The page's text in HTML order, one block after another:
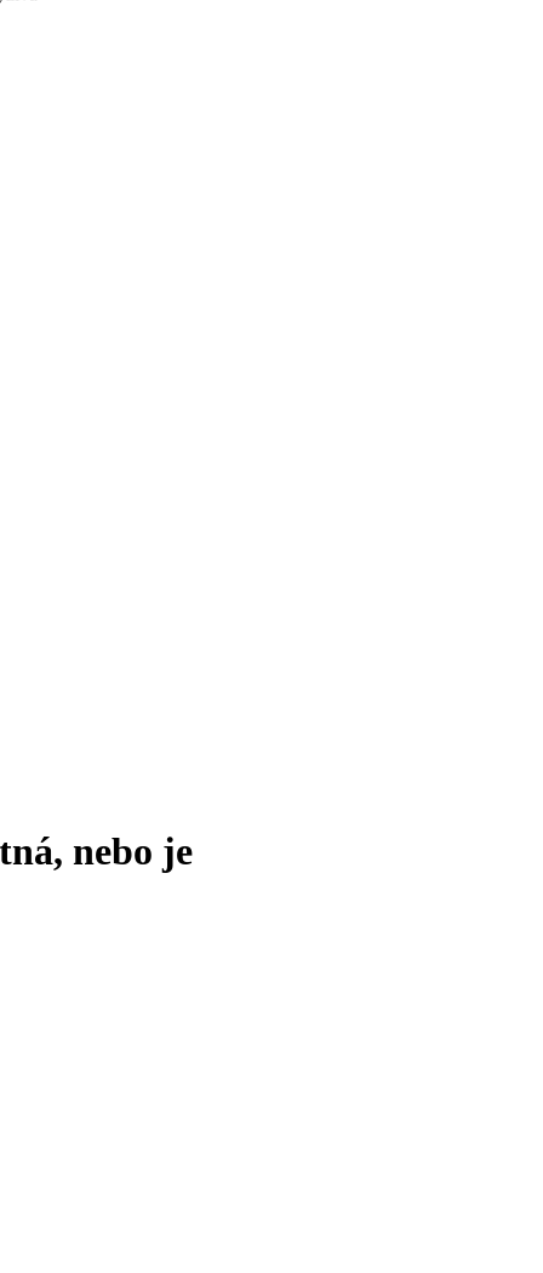
nebo je